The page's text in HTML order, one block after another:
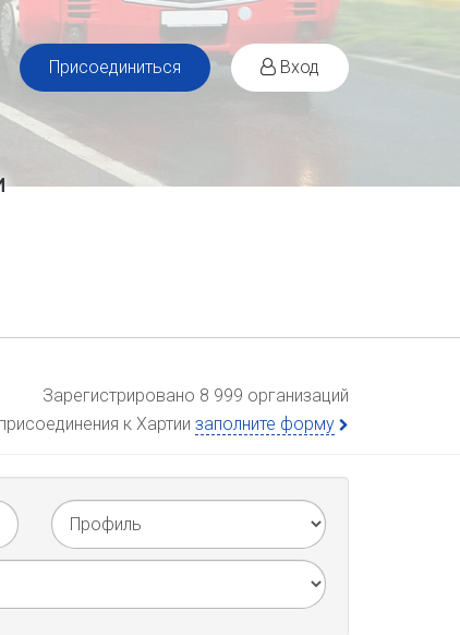
Присоединиться Вход
Зарегистрировано 8 999 организаций
к Хартии заполните форму